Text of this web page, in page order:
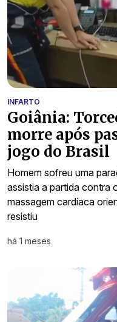
INFARTO
Goiânia:
morre após
jogo do Brasil
Homem sofreu uma
assistia a partida contra
massagem cardíaca
resistiu
há 1 meses